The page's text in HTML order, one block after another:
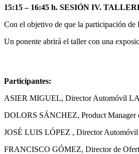
15:15 – 16:45 h. SESIÓN IV.
Con el objetivo de que la participación de
Un ponente abrirá el taller con una
Participantes:
ASIER MIGUEL, Director Automóvil
DOLORS SÁNCHEZ, Product
JOSÉ LUIS LÓPEZ , Director
FRANCISCO GÓMEZ, Director de